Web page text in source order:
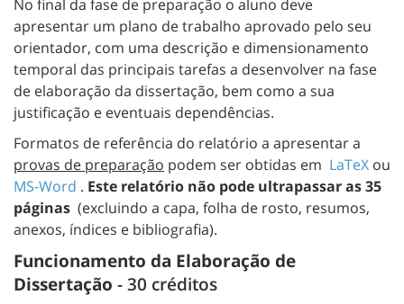
No final da fase de preparação o aluno deve
apresentar um plano de trabalho aprovado pelo seu
orientador, com uma descrição e dimensionamento
temporal das principais tarefas a desenvolver na fase
de elaboração da dissertação, bem como a sua
justificação e eventuais dependências.
Formatos de referência do relatório a apresentar a
provas de preparação podem ser obtidas em LaTeX ou
MS-Word . Este relatório não pode ultrapassar as 35
páginas (excluindo a capa, folha de rosto, resumos,
anexos, índices e bibliografia).
Funcionamento da Elaboração de
Dissertação - 30 créditos